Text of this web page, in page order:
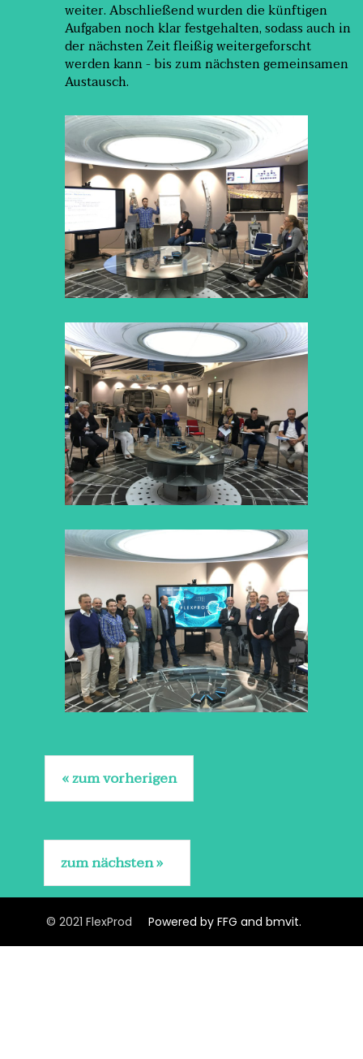
weiter. Abschließend wurden die künftigen
Aufgaben noch klar festgehalten, sodass auch in
der nächsten Zeit fleißig weitergeforscht
werden kann - bis zum nächsten gemeinsamen
Austausch.
zum vorherigen
zum nächsten
© 2021 FlexProd Powered by FFG and bmvit.